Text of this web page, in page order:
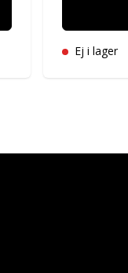
Ej i lager